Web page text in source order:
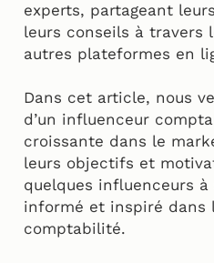
experts, partageant
leurs conseils à travers
autres plateformes en
Dans cet article, nous
d’un influenceur
croissante dans le
leurs objectifs et
quelques influenceurs
informé et inspiré dans
comptabilité.